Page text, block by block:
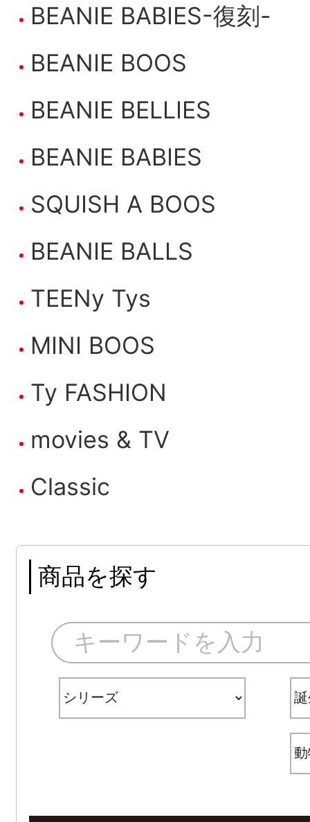
BEANIE BABIES-復刻-
BEANIE BOOS
BEANIE BELLIES
BEANIE BABIES
SQUISH A BOOS
BEANIE BALLS
TEENy Tys
MINI BOOS
Ty FASHION
movies & TV
Classic
商品を探す